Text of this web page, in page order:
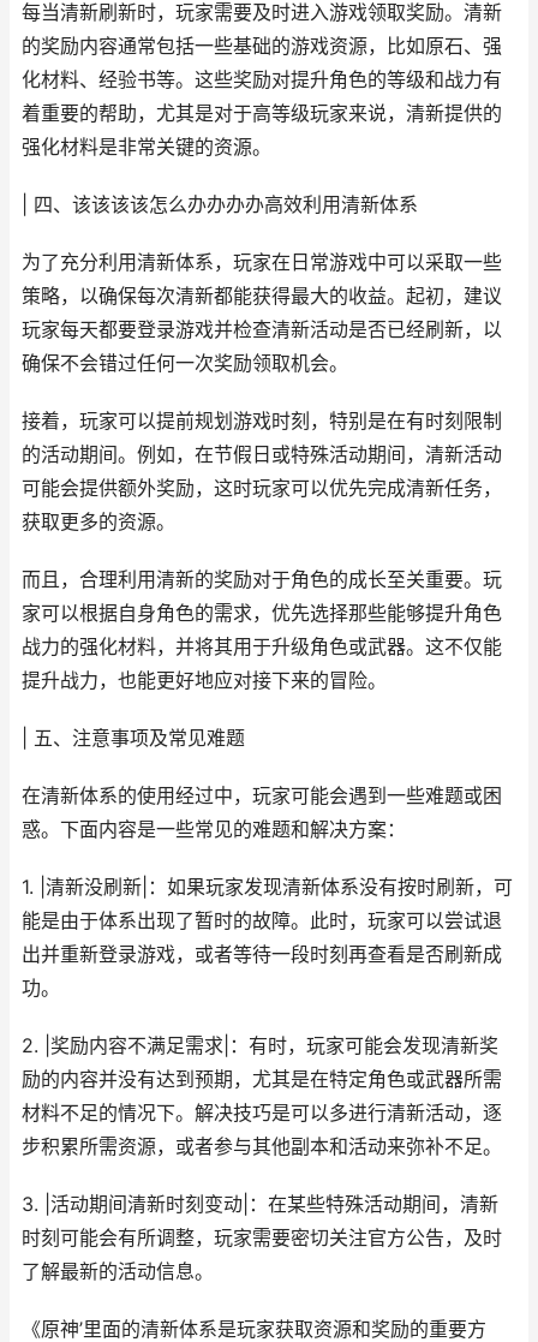
每当清新刷新时，玩家需要及时进入游戏领取奖励。清新
的奖励内容通常包括一些基础的游戏资源，比如原石、强
化材料、经验书等。这些奖励对提升角色的等级和战力有
着重要的帮助，尤其是对于高等级玩家来说，清新提供的
强化材料是非常关键的资源。
| 四、该该该该怎么办办办办高效利用清新体系
为了充分利用清新体系，玩家在日常游戏中可以采取一些
策略，以确保每次清新都能获得最大的收益。起初，建议
玩家每天都要登录游戏并检查清新活动是否已经刷新，以
确保不会错过任何一次奖励领取机会。
接着，玩家可以提前规划游戏时刻，特别是在有时刻限制
的活动期间。例如，在节假日或特殊活动期间，清新活动
可能会提供额外奖励，这时玩家可以优先完成清新任务，
获取更多的资源。
而且，合理利用清新的奖励对于角色的成长至关重要。玩
家可以根据自身角色的需求，优先选择那些能够提升角色
战力的强化材料，并将其用于升级角色或武器。这不仅能
提升战力，也能更好地应对接下来的冒险。
| 五、注意事项及常见难题
在清新体系的使用经过中，玩家可能会遇到一些难题或困
惑。下面内容是一些常见的难题和解决方案：
1. |清新没刷新|：如果玩家发现清新体系没有按时刷新，可
能是由于体系出现了暂时的故障。此时，玩家可以尝试退
出并重新登录游戏，或者等待一段时刻再查看是否刷新成
功。
2. |奖励内容不满足需求|：有时，玩家可能会发现清新奖
励的内容并没有达到预期，尤其是在特定角色或武器所需
材料不足的情况下。解决技巧是可以多进行清新活动，逐
步积累所需资源，或者参与其他副本和活动来弥补不足。
3. |活动期间清新时刻变动|：在某些特殊活动期间，清新
时刻可能会有所调整，玩家需要密切关注官方公告，及时
了解最新的活动信息。
《原神’里面的清新体系是玩家获取资源和奖励的重要方